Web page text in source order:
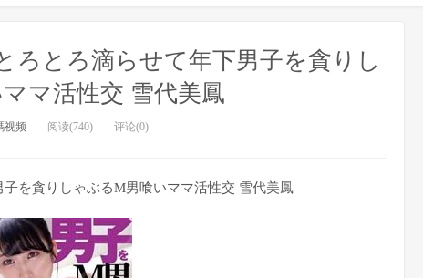
ろとろ滴らせて年下男子を貪りし
マ活性交 雪代美鳳
视频 阅读(740) 评论(0)
を貪りしゃぶるM男喰いママ活性交 雪代美鳳